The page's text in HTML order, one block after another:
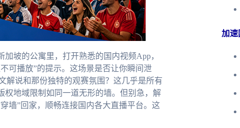
坡的公寓里，打开熟悉的国内视频App，
可播放”的提示。这场景是否让你瞬间泄
解说和那份独特的观赛氛围？这几乎是所有
权地域限制如同一道无形的墙。但别急，解
墙”回家，顺畅连接国内各大直播平台。这
加速